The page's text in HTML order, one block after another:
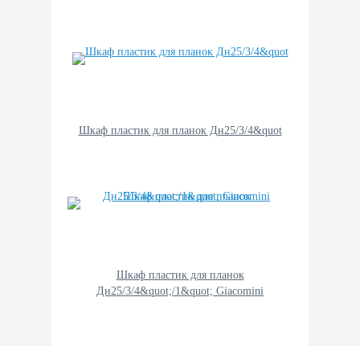
Шкаф пластик для планок Дн25/3/4&quot
Шкаф пластик для планок
Дн25/3/4&quot;/1&quot; Giacomini